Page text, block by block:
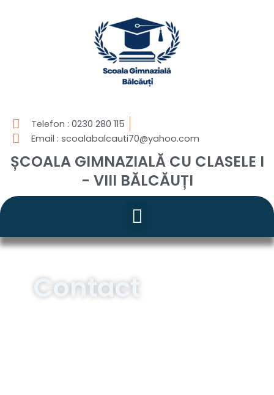
Telefon : 0230 280 115
Email : scoalabalcauti70@yahoo.com
ȘCOALA GIMNAZIALĂ CU CLASELE I
- VIII BĂLCĂUȚI
Menu
Contact